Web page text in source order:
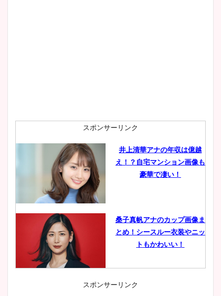
スポンサーリンク
井上清華アナの年収は億越
え！？自宅マンション画像も
豪華で凄い！
桑子真帆アナのカップ画像ま
とめ！シースルー衣装やニッ
トもかわいい！
小室瑛莉子のカップ画像まと
スポンサーリンク